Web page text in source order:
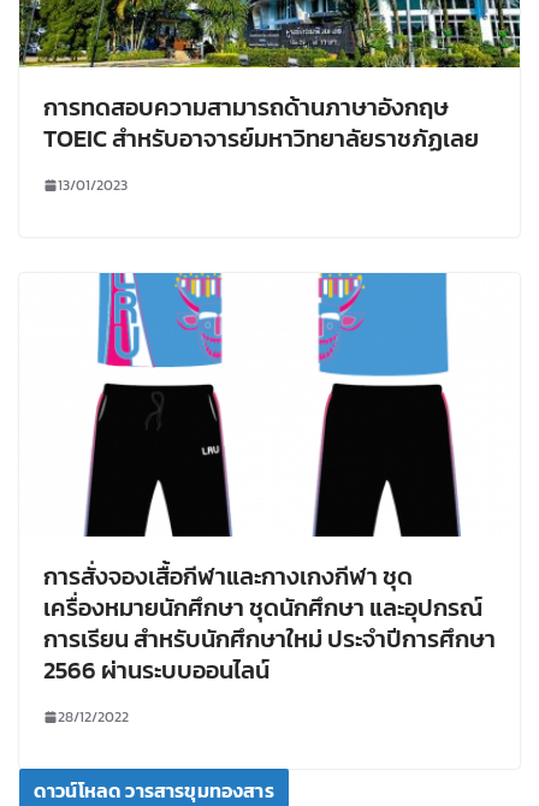
การทดสอบความสามารถด้านภาษาอังกฤษ
TOEIC สำหรับอาจารย์มหาวิทยาลัยราชภัฏเลย
13/01/2023
การสั่งจองเสื้อกีฬาและกางเกงกีฬา ชุด
เครื่องหมายนักศึกษา ชุดนักศึกษา และอุปกรณ์
การเรียน สำหรับนักศึกษาใหม่ ประจำปีการศึกษา
2566 ผ่านระบบออนไลน์
28/12/2022
ดาวน์โหลด วารสารขุมทองสาร